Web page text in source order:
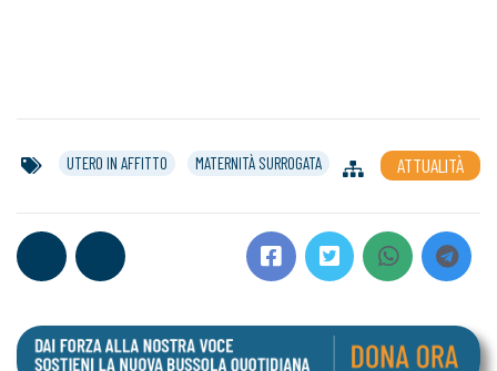
UTERO IN AFFITTO MATERNITÀ SURROGATA ATTUALITÀ